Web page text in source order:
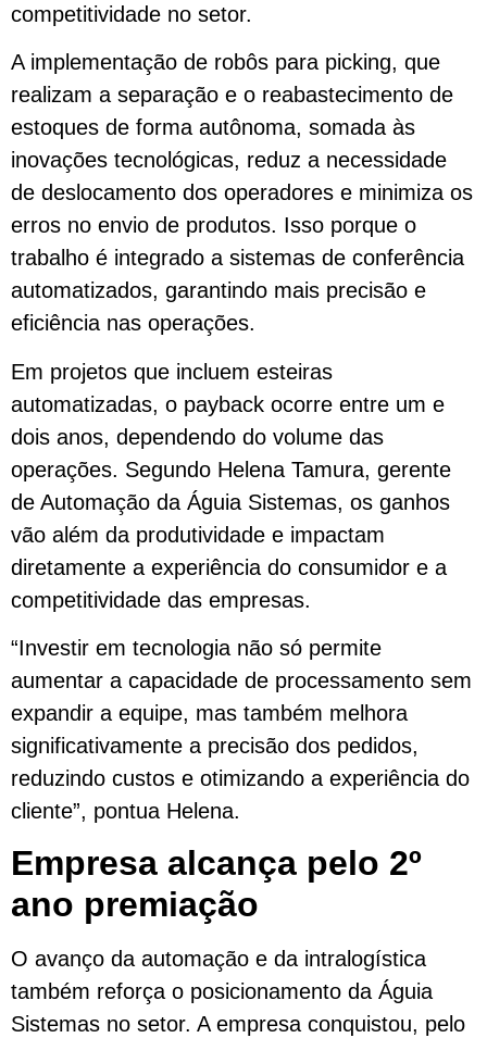
competitividade no setor.
A implementação de robôs para picking, que
realizam a separação e o reabastecimento de
estoques de forma autônoma, somada às
inovações tecnológicas, reduz a necessidade
de deslocamento dos operadores e minimiza os
erros no envio de produtos. Isso porque o
trabalho é integrado a sistemas de conferência
automatizados, garantindo mais precisão e
eficiência nas operações.
Em projetos que incluem esteiras
automatizadas, o payback ocorre entre um e
dois anos, dependendo do volume das
operações. Segundo Helena Tamura, gerente
de Automação da Águia Sistemas, os ganhos
vão além da produtividade e impactam
diretamente a experiência do consumidor e a
competitividade das empresas.
“Investir em tecnologia não só permite
aumentar a capacidade de processamento sem
expandir a equipe, mas também melhora
significativamente a precisão dos pedidos,
reduzindo custos e otimizando a experiência do
cliente”, pontua Helena.
Empresa alcança pelo 2º
ano premiação
O avanço da automação e da intralogística
também reforça o posicionamento da Águia
Sistemas no setor. A empresa conquistou, pelo